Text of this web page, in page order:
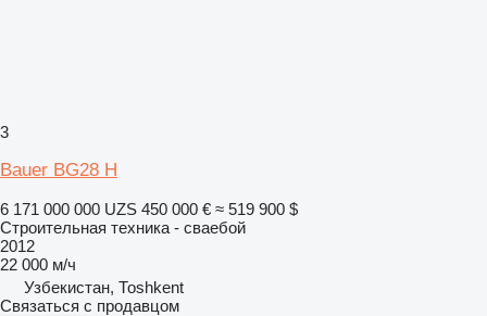
3
Bauer BG28 H
6 171 000 000 UZS 450 000 € ≈ 519 900 $
Строительная техника - сваебой
2012
22 000 м/ч
Узбекистан, Тоshkent
Связаться с продавцом